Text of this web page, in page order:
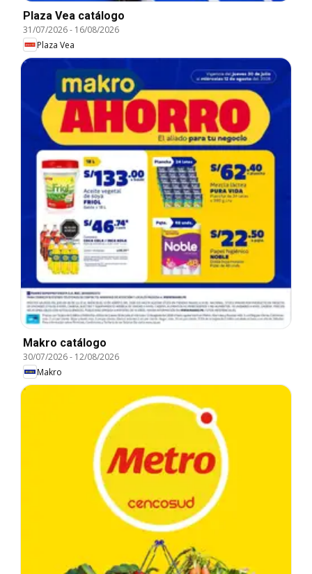
Plaza Vea catálogo
31/07/2026- 16/08/2026
Plaza Vea
Makro catálogo
30/07/2026- 12/08/2026
Makro